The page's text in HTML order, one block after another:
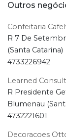
Outros
Confeitaria
R 7 De
(Santa Catarina)
4733226942
Learned
R Presidente
Blumenau
4732221601
Decoracoes